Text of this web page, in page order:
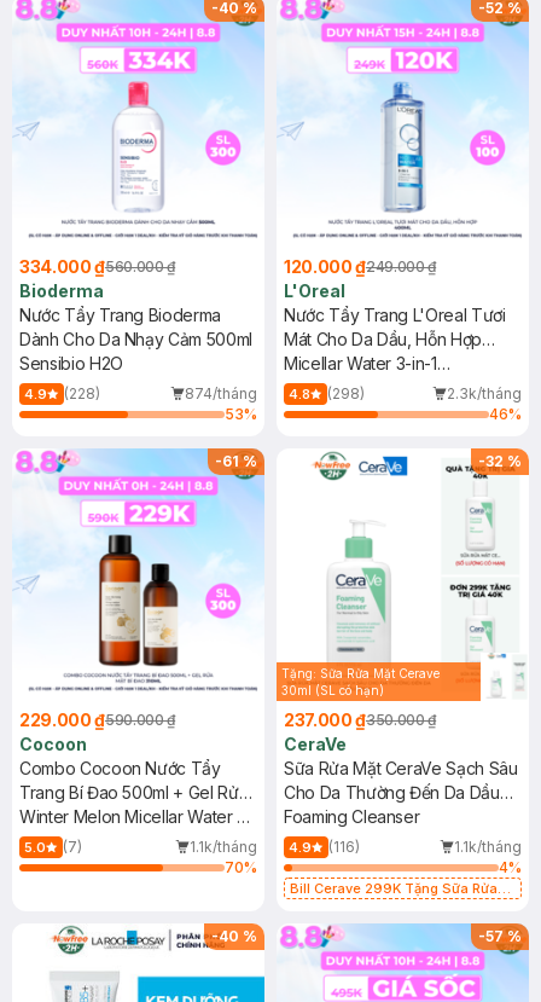
-40%
334.000 ₫560.000 ₫
Bioderma
Nước Tẩy Trang Bioderma
Dành Cho Da Nhạy Cảm 500ml
Sensibio H2O
4.9 (228)
874/tháng
53%
-52%
120.000 ₫249.000 ₫
L'Oreal
Nước Tẩy Trang L'Oreal Tươi
Mát Cho Da Dầu, Hỗn Hợp
400ml
Micellar Water 3-in-1
Refreshing Even For Sensitive
Skin
4.8 (298)
2.3k/tháng
46%
-61%
229.000 ₫590.000 ₫
Cocoon
Combo Cocoon Nước Tẩy
Trang Bí Đao 500ml + Gel Rửa
Mặt Bí Đao 310ml
Winter Melon Micellar Water &
Winter Melon Cleanser
5.0 (7)
1.1k/tháng
70%
-32 %
Tặng: Sữa Rửa Mặt Cerave
30ml (SL có hạn)
237.000 ₫350.000 ₫
CeraVe
Sữa Rửa Mặt CeraVe Sạch Sâu
Cho Da Thường Đến Da Dầu
236ml
Foaming Cleanser
4.9 (116)
1.1k/tháng
4%
Bill Cerave 299K Tặng Sữa Rửa
-40 % -57%